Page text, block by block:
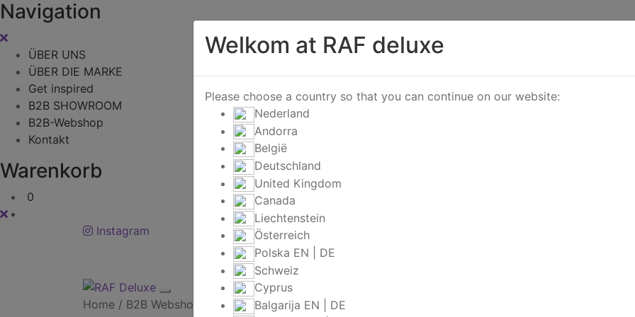
Navigation
ÜBER UNS
ÜBER DIE MARKE
Get inspired
B2B SHOWROOM
B2B-Webshop
Kontakt
Warenkorb
0
Instagram
Home / B2B Webshop Exklusive Angebote - Textilien
Welkom at RAF deluxe
Please choose a country so that you can continue on our website:
Nederland
Andorra
België
Deutschland
United Kingdom
Canada
Liechtenstein
Österreich
Polska EN
DE
Schweiz
Cyprus
Balgarija EN
DE